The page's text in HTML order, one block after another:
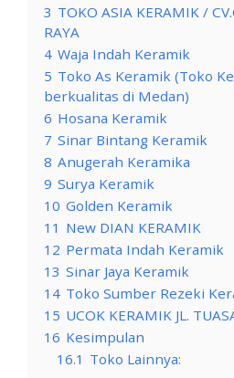
3 TOKO ASIA KERAMIK /
RAYA
4 Waja Indah Keramik
5 Toko As Keramik (Toko
berkualitas di Medan)
6 Hosana Keramik
7 Sinar Bintang Keramik
8 Anugerah Keramika
9 Surya Keramik
10 Golden Keramik
11 New DIAN KERAMIK
12 Permata Indah Keramik
13 Sinar Jaya Keramik
14 Toko Sumber Rezeki
15 UCOK KERAMIK JL.
16 Kesimpulan
16.1 Toko Lainnya: